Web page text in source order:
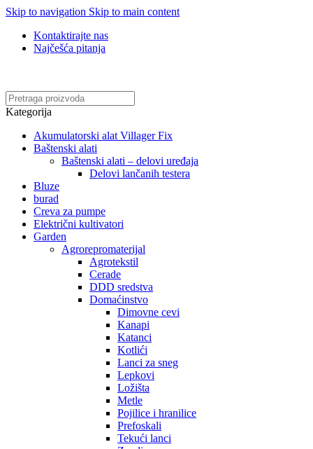
Skip to navigation Skip to main content
Kontaktirajte nas
Najčešća pitanja
Kategorija
Akumulatorski alat Villager Fix
Baštenski alati
Baštenski alati – delovi uređaja
Delovi lančanih testera
Bluze
burad
Creva za pumpe
Električni kultivatori
Garden
Agrorepromaterijal
Agrotekstil
Cerade
DDD sredstva
Domaćinstvo
Dimovne cevi
Kanapi
Katanci
Kotlići
Lanci za sneg
Lepkovi
Ložišta
Metle
Pojilice i hranilice
Prefoskali
Tekući lanci